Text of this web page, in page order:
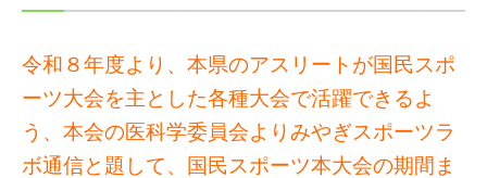
令和８年度より、本県のアスリートが国民スポ
ーツ大会を主とした各種大会で活躍できるよ
う、本会の医科学委員会よりみやぎスポーツラ
ボ通信と題して、国民スポーツ本大会の期間ま